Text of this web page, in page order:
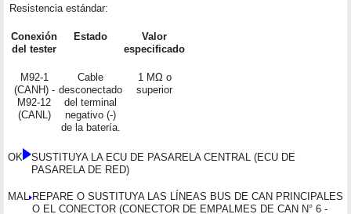
Resistencia estándar:
Conexión
del tester
Estado
Valor
especificado
M92-1
(CANH) -
M92-12
(CANL)
Cable
desconectado
del terminal
negativo (-)
de la batería.
1 MΩ o
superior
OK
SUSTITUYA LA ECU DE PASARELA CENTRAL (ECU DE
PASARELA DE RED)
MAL REPARE O SUSTITUYA LAS LÍNEAS BUS DE CAN PRINCIPALES
O EL CONECTOR (CONECTOR DE EMPALMES DE CAN N° 6 -